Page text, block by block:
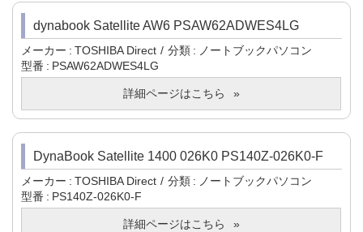
dynabook Satellite AW6 PSAW62ADWES4LG
メーカー TOSHIBA Direct 分類
ノートブックパソコン
型番
PSAW62ADWES4LG
詳細ページはこちら
DynaBook Satellite 1400 026K0 PS140Z-026K0-F
メーカー TOSHIBA Direct 分類
ノートブックパソコン
型番
PS140Z-026K0-F
詳細ページはこちら